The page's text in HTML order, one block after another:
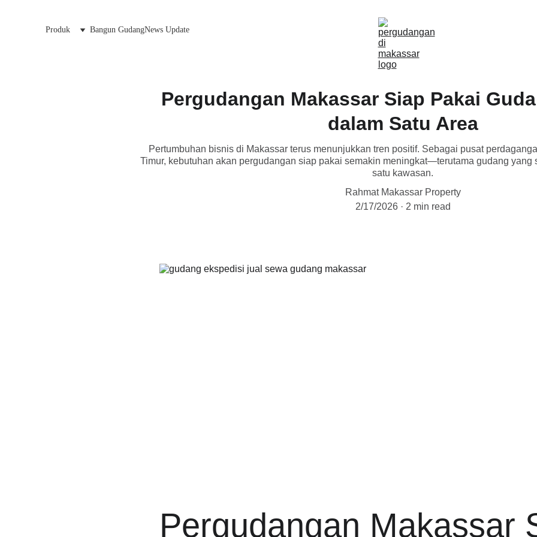
Produk Bangun GudangNews Update
Pergudangan Makassar Siap Pakai
dalam Satu Area
Pertumbuhan bisnis di Makassar terus menunjukkan tren positif. Sebagai pusat
Timur, kebutuhan akan pergudangan siap pakai semakin meningkat—terutama gudang yang
satu kawasan.
Rahmat Makassar Property
2/17/2026
2 min read
Pergudangan Makassar